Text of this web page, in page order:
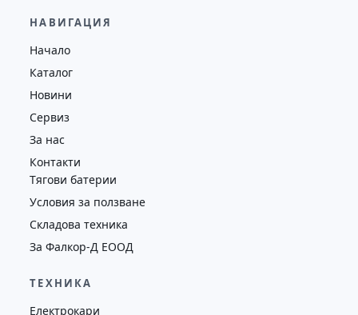
5065
НАВИГАЦИЯ
Начало
Каталог
Новини
Сервиз
За нас
Контакти
Тягови батерии
Условия за ползване
Складова техника
За Фалкор-Д ЕООД
ТЕХНИКА
Електрокари